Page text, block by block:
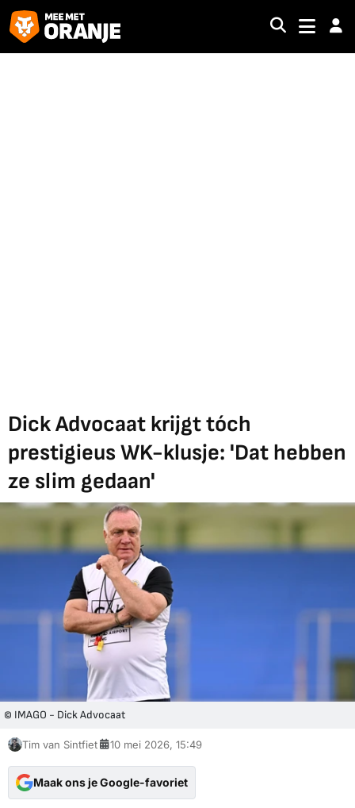
Dick Advocaat krijgt tóch
prestigieus WK-klusje: 'Dat hebben
ze slim gedaan'
© IMAGO - Dick Advocaat
Tim van Sintfiet 10 mei 2026, 15:49
Maak ons je Google-favoriet